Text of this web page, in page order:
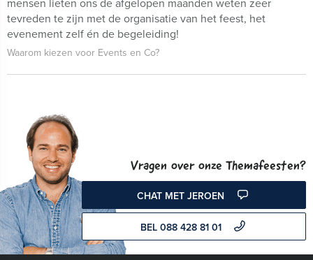
tevreden te zijn met de organisatie van het feest, het
evenement zelf én de begeleiding!
Waarom kiezen voor Events en Co?
Vragen over onze Themafeesten?
CHAT MET JEROEN
BEL 088 428 81 01